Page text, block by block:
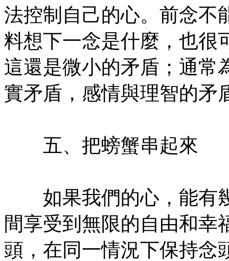
法控制自己的心。前念不
料想下一念是什麼，也很
這還是微小的矛盾；通常
實矛盾，感情與理智的
五、把螃蟹串起來
如果我們的心，能有
間享受到無限的自由和幸
頭，在同一情況下保持念